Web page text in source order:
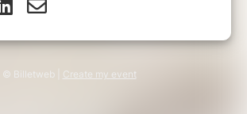
© Billetweb | Create my event